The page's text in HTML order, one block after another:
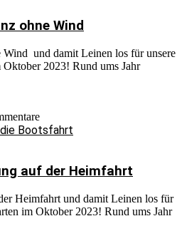
ohne Wind
Wind und damit Leinen los für unsere
2023! Rund ums Jahr
auf der Heimfahrt
Heimfahrt und damit Leinen los für
im Oktober 2023! Rund ums Jahr